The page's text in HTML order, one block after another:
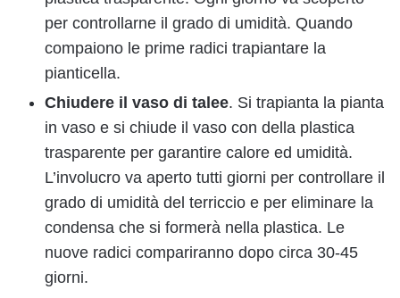
per controllarne il grado di umidità. Quando
compaiono le prime radici trapiantare la
pianticella.
Chiudere il vaso di talee. Si trapianta la pianta
in vaso e si chiude il vaso con della plastica
trasparente per garantire calore ed umidità.
L’involucro va aperto tutti giorni per controllare il
grado di umidità del terriccio e per eliminare la
condensa che si formerà nella plastica. Le
nuove radici compariranno dopo circa 30-45
giorni.